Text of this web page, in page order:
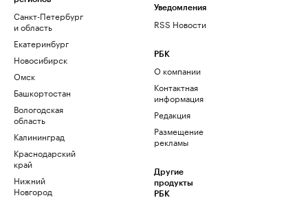
Санкт-Петербург
и область
Екатеринбург
Новосибирск
Омск
Башкортостан
Вологодская
область
Калининград
Краснодарский
край
Нижний
Новгород
Уведомления
RSS Новости
РБК
О компании
Контактная
информация
Редакция
Размещение
рекламы
Другие
продукты
РБК